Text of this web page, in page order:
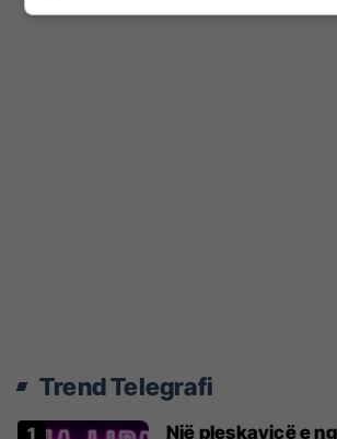
Trend Telegrafi
Një pleskavicë e